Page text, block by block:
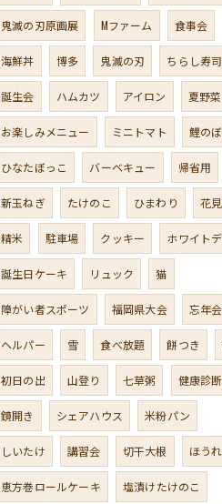
鬼滅の刃原画展 Mファーム 食事会
海鮮丼 博多 鬼滅の刃 ちらし寿司
誕生会 ハムカツ アイロン 夏野菜
お楽しみメニュー ミニトマト 鯉の
ひなたぼっこ バーベキュー 帰省用
新玉ねぎ たけのこ ひまわり 花見
精米 駐車場 クッキー ホワイト
誕生日ケーキ リュック 猫
障がい者スポーツ 福岡県大会 忘年会
ヘルパー 雪 食べ放題 餅つき
初日の出 山登り 七草粥 健康診断
鏡開き シェアハウス 米粉パン
しいたけ 講習会 切干大根 ほう
恵方巻ロールケーキ 塩漬けたけのこ